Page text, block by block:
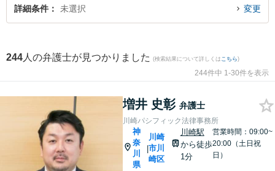
い』『初回相談無料で後遺障害を法律相談できる神奈川県内の弁護士に相談予
詳細条件 未選択 変更
244 人の弁護士が見つかりました (検索結果について詳しくは こちら)
244件中 1-30件を表示
増井 史彰 弁護士
川崎パシフィック法律事務所
神
奈
川
県
|
川崎
市川
崎区
川崎駅
から徒歩
1分
営業時間：09:00~
20:00（土日祝
日）